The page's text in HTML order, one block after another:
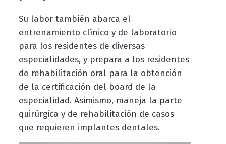
Su labor también abarca el
entrenamiento clínico y de laboratorio
para los residentes de diversas
especialidades, y prepara a los residentes
de rehabilitación oral para la obtención
de la certificación del board de la
especialidad. Asimismo, maneja la parte
quirúrgica y de rehabilitación de casos
que requieren implantes dentales.